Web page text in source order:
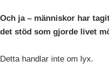
Och ja – människor har
det stöd som gjorde livet
Detta handlar inte om lyx.